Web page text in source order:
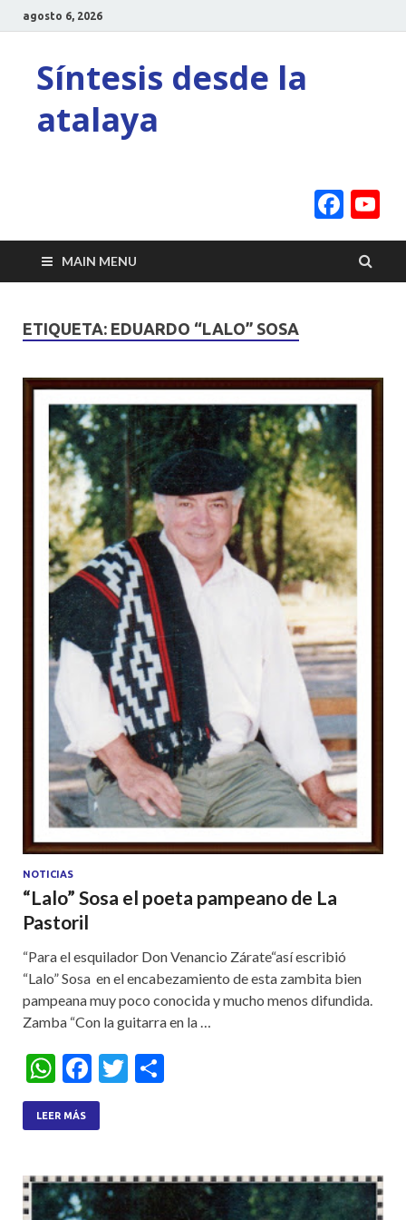
agosto 6, 2026
Síntesis desde la
atalaya
MAIN MENU
ETIQUETA: EDUARDO “LALO” SOSA
NOTICIAS
“Lalo” Sosa el poeta pampeano de La
Pastoril
“Para el esquilador Don Venancio Zárate“así escribió
“Lalo” Sosa en el encabezamiento de esta zambita bien
pampeana muy poco conocida y mucho menos difundida.
Zamba “Con la guitarra en la …
W
h
at
A
F
ac
e
o
T
LEER MÁS